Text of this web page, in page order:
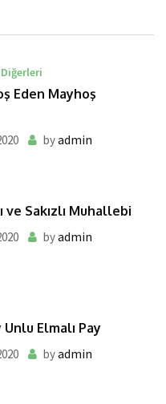
Eden Mayhoş
byadmin
ve Sakızlı Muhallebi
byadmin
Elmalı Pay
byadmin